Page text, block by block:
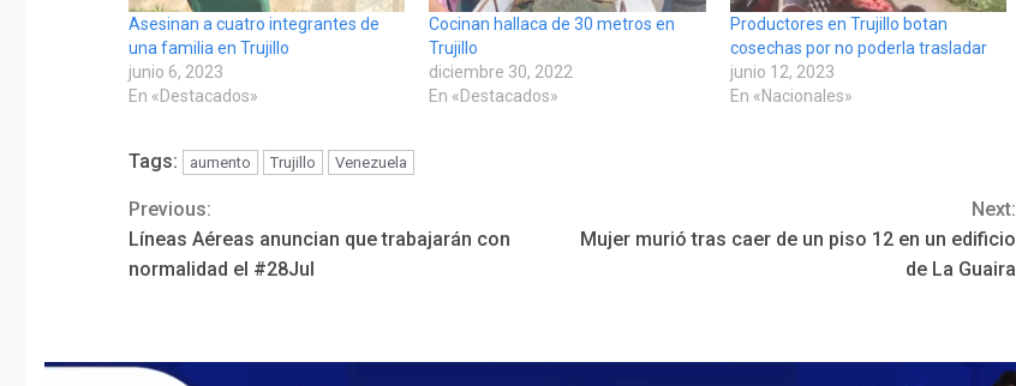
Asesinan a cuatro integrantes de
una familia en Trujillo
junio 6, 2023
En «Destacados»
Cocinan hallaca de 30 metros en
Trujillo
diciembre 30, 2022
En «Destacados»
Productores en Trujillo botan
cosechas por no poderla trasladar
junio 12, 2023
En «Nacionales»
Tags: aumento Trujillo Venezuela
Continue
Reading
Previous:
Líneas Aéreas anuncian que trabajarán con
normalidad el #28Jul
Next:
Mujer murió tras caer de un piso 12 en un edificio
de La Guaira